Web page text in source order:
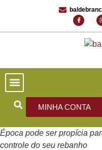
MINHA CONTA
Época pode ser propícia
controle do seu rebanho